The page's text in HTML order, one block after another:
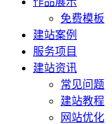
免费模板
建站案例
服务项目
建站资讯
常见问题
建站教程
网站优化